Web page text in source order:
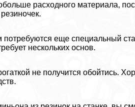
расходного материала,
еще специальный
нескольких основ.
не получится обойтись.